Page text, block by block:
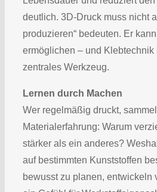
deutlich. 3D-Druck muss nicht
produzieren“ bedeuten. Er
ermöglichen – und Klebtechnik
zentrales Werkzeug.
Lernen durch Machen
Wer regelmäßig druckt,
Materialerfahrung: Warum
stärker als ein anderes?
auf bestimmten Kunststoffen
bewusst zu planen, entwickeln